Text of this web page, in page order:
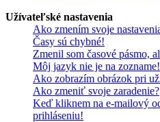
Užívateľské nastavenia
Ako zmením svoje
Časy sú chybné!
Zmenil som časové pásmo,
Môj jazyk nie je na zozname!
Ako zobrazím obrázok pri
Ako zmeniť svoje zaradenie?
Keď kliknem na e-mailový
prihláseniu!